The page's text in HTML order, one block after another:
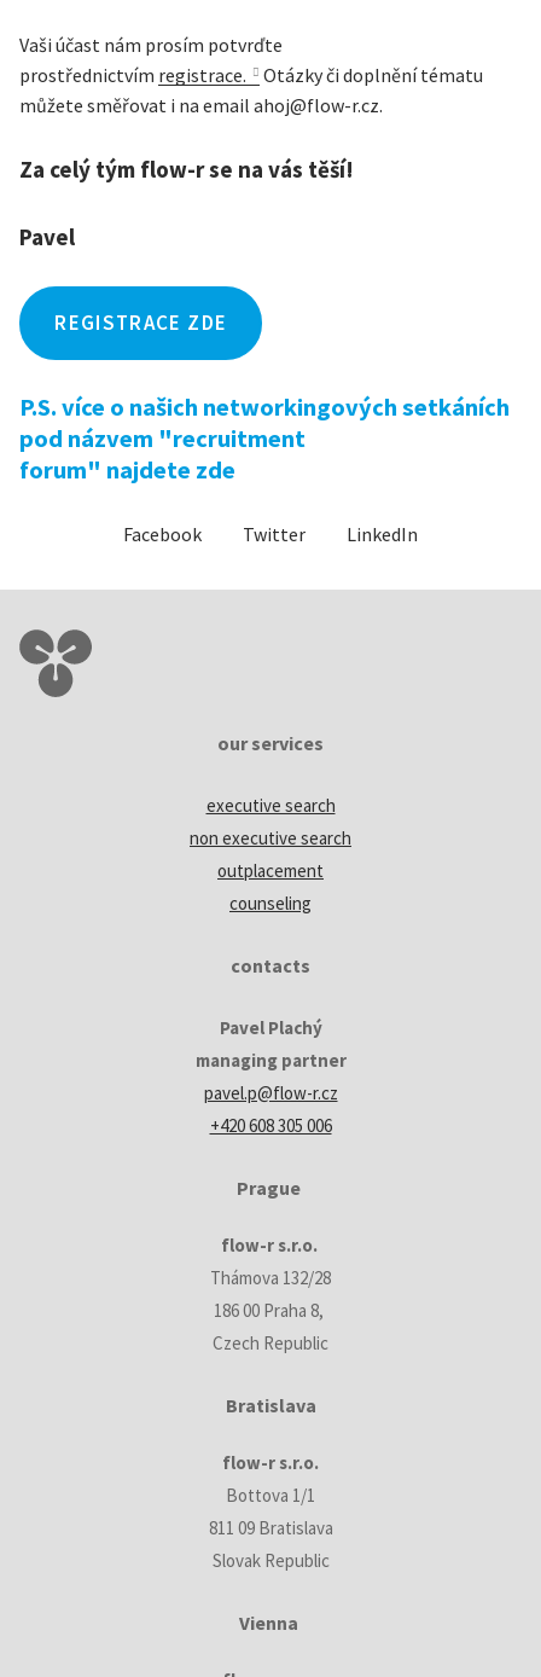
Vaši účast nám prosím potvrďte
prostřednictvím registrace.
Otázky či doplnění tématu
můžete směřovat i na email ahoj@flow-r.cz.
Za celý tým flow-r se na vás těší!
Pavel
REGISTRACE ZDE
P.S. více o našich networkingových setkáních
pod názvem "recruitment
forum" najdete zde
Facebook Twitter LinkedIn
our services
executive search
non executive search
outplacement
counseling
contacts
Pavel Plachý
managing partner
pavel.p@flow-r.cz
+420 608 305 006
Prague
flow-r s.r.o.
Thámova 132/28
186 00 Praha 8,
Czech Republic
Bratislava
flow-r s.r.o.
Bottova 1/1
811 09 Bratislava
Slovak Republic
Vienna